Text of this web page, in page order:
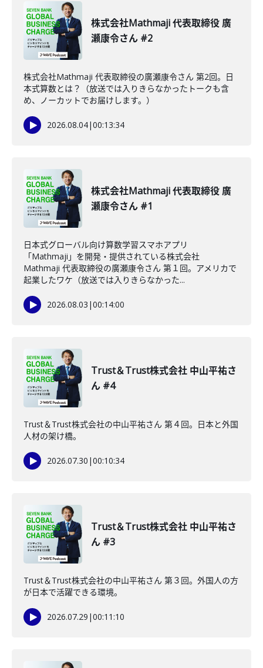
株式会社Mathmaji 代表取締役 廣
瀬康令さん #2
株式会社Mathmaji 代表取締役の廣瀬康令さん 第2回。日
本式算数とは？（放送では入りきらなかったトークも含
め、ノーカットでお届けします。）
2026.08.04|00:13:34
株式会社Mathmaji 代表取締役 廣
瀬康令さん #1
日本式グローバル向け算数学習スマホアプリ
「Mathmaji」を開発・提供されている株式会社
Mathmaji 代表取締役の廣瀬康令さん 第１回。アメリカで
起業したワケ（放送では入りきらなかった...
2026.08.03 |00:14:00
Trust＆Trust株式会社 中山平祐さ
ん #4
Trust＆Trust株式会社の中山平祐さん 第４回。日本と外国
人材の架け橋。
2026.07.30 |00:10:34
Trust＆Trust株式会社 中山平祐さ
ん #3
Trust＆Trust株式会社の中山平祐さん 第３回。外国人の方
が日本で活躍できる環境。
2026.07.29 |00:11:10